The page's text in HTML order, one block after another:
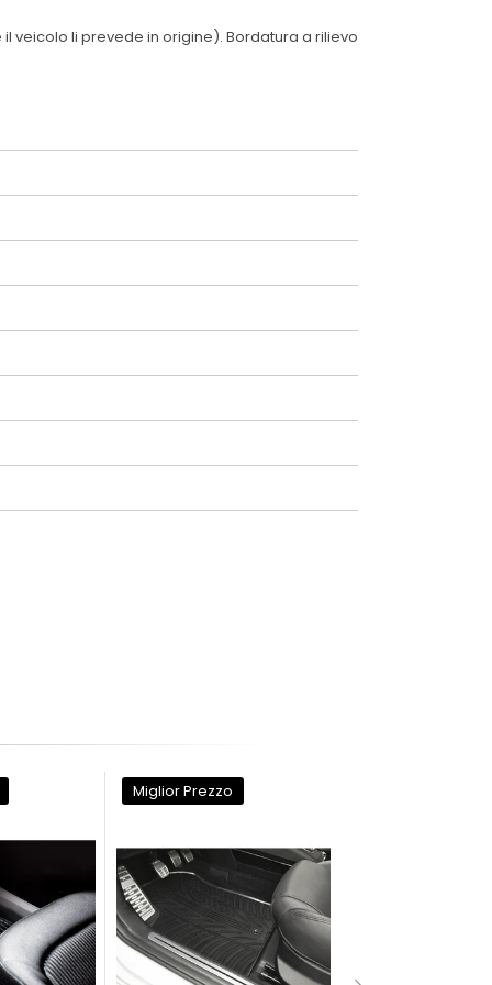
veicolo li prevede in origine). Bordatura a rilievo
Miglior Prezzo